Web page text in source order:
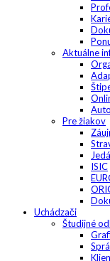
Aktuálne
Pre žiakov
ISIC
Uchádzači
Študijné